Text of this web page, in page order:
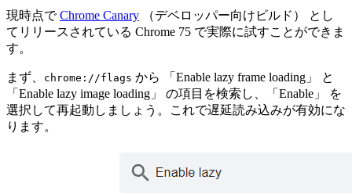
現時点でChrome Canary （デベロッパー向けビルド） とし
てリリースされている Chrome 75 で実際に試すことができま
す。
まず、 chrome://flags から 「Enable lazy frame loading」 と
「Enable lazy image loading」 の項目を検索し、「Enable」 を
選択して再起動しましょう。これで遅延読み込みが有効にな
ります。